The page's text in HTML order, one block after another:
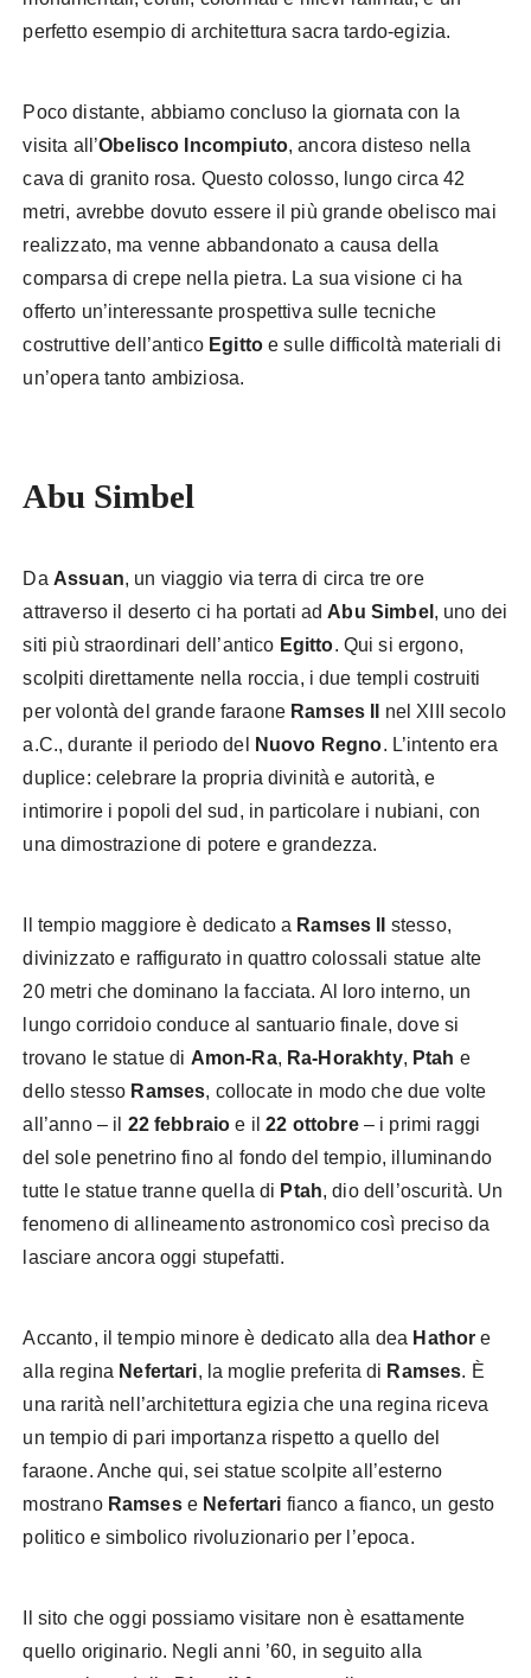
perfetto esempio di architettura sacra tardo-egizia.
Poco distante, abbiamo concluso la giornata con la
visita all’Obelisco Incompiuto, ancora disteso nella
cava di granito rosa. Questo colosso, lungo circa 42
metri, avrebbe dovuto essere il più grande obelisco mai
realizzato, ma venne abbandonato a causa della
comparsa di crepe nella pietra. La sua visione ci ha
offerto un’interessante prospettiva sulle tecniche
costruttive dell’antico Egitto e sulle difficoltà materiali di
un’opera tanto ambiziosa.
Abu Simbel
Da Assuan, un viaggio via terra di circa tre ore
attraverso il deserto ci ha portati ad Abu Simbel , uno dei
siti più straordinari dell’antico Egitto. Qui si ergono,
scolpiti direttamente nella roccia, i due templi costruiti
per volontà del grande faraone Ramses II
nel XIII secolo
a.C., durante il periodo del
Nuovo Regno. L’intento era
duplice: celebrare la propria divinità e autorità, e
intimorire i popoli del sud, in particolare i nubiani, con
una dimostrazione di potere e grandezza.
Il tempio maggiore è dedicato a Ramses II
stesso,
divinizzato e raffigurato in quattro colossali statue alte
20 metri che dominano la facciata. Al loro interno, un
lungo corridoio conduce al santuario finale, dove si
trovano le statue di Amon-Ra, Ra-Horakhty, Ptah e
dello stesso Ramses, collocate in modo che due volte
all’anno – il 22 febbraio e il22 ottobre– i primi raggi
del sole penetrino fino al fondo del tempio, illuminando
tutte le statue tranne quella di Ptah, dio dell’oscurità. Un
fenomeno di allineamento astronomico così preciso da
lasciare ancora oggi stupefatti.
Accanto, il tempio minore è dedicato alla dea Hathor e
alla regina Nefertari, la moglie preferita di Ramses. È
una rarità nell’architettura egizia che una regina riceva
un tempio di pari importanza rispetto a quello del
faraone. Anche qui, sei statue scolpite all’esterno
mostrano Ramsese Nefertari fianco a fianco, un gesto
politico e simbolico rivoluzionario per l’epoca.
Il sito che oggi possiamo visitare non è esattamente
quello originario. Negli anni ’60, in seguito alla